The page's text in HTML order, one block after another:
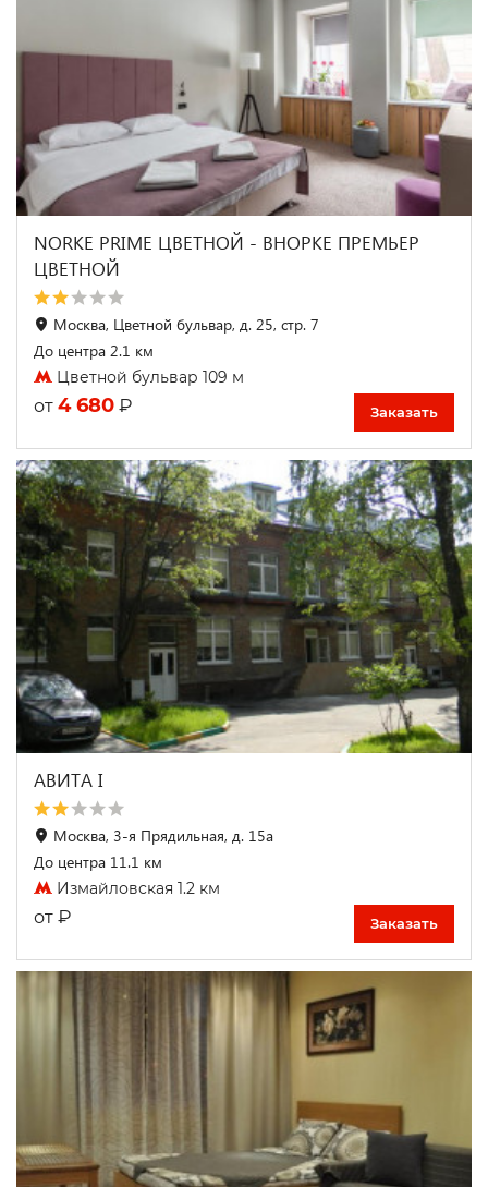
NORKE PRIME ЦВЕТНОЙ - ВНОРКЕ ПРЕМЬЕР
ЦВЕТНОЙ
Москва, Цветной бульвар, д. 25, стр. 7
До центра 2.1 км
Цветной бульвар 109 м
от 4 680 ₽ Заказать
АВИТА I
Москва, 3-я Прядильная, д. 15а
До центра 11.1 км
Измайловская 1.2 км
от ₽ Заказать